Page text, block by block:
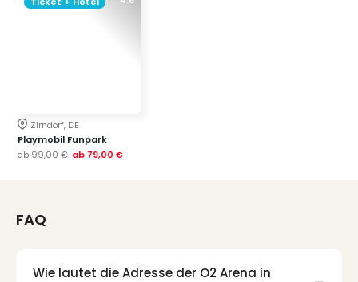
Zirndorf, DE
Playmobil Funpark
ab99,00 € ab 79,00 €
FAQ
Wie lautet die Adresse der O2 Arena in